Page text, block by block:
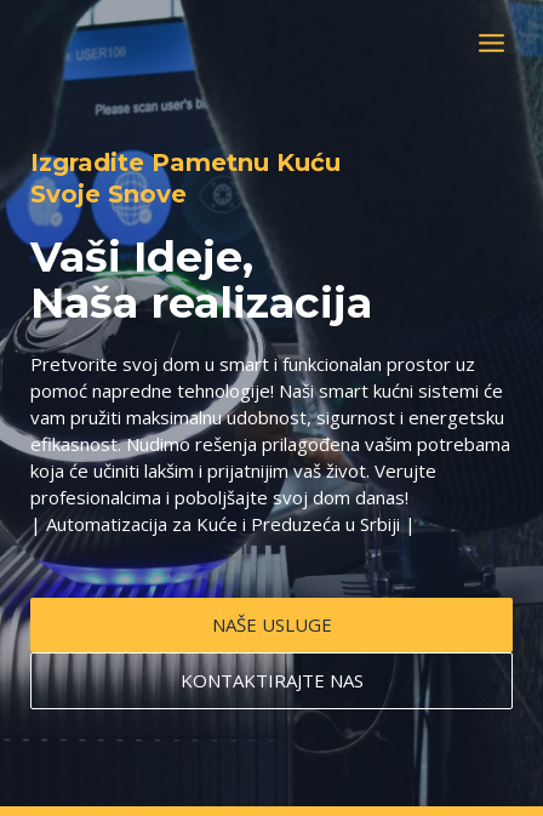
MAIN
Izgradite Pametnu Kuću
Svoje Snove
Vaši Ideje,
Naša realizacija
Pretvorite svoj dom u smart i funkcionalan prostor uz
pomoć napredne tehnologije! Naši smart kućni sistemi će
vam pružiti maksimalnu udobnost, sigurnost i energetsku
efikasnost. Nudimo rešenja prilagođena vašim potrebama
koja će učiniti lakšim i prijatnijim vaš život. Verujte
profesionalcima i poboljšajte svoj dom danas!
| Automatizacija za Kuće i Preduzeća u Srbiji |
NAŠE USLUGE
KONTAKTIRAJTE NAS